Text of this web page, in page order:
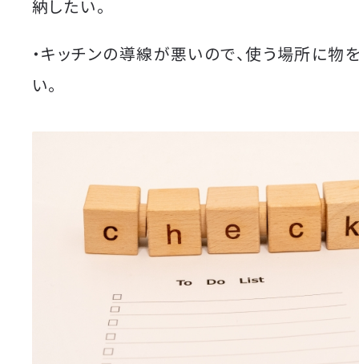
納したい。
・キッチンの導線が悪いので、使う場所に物
い。